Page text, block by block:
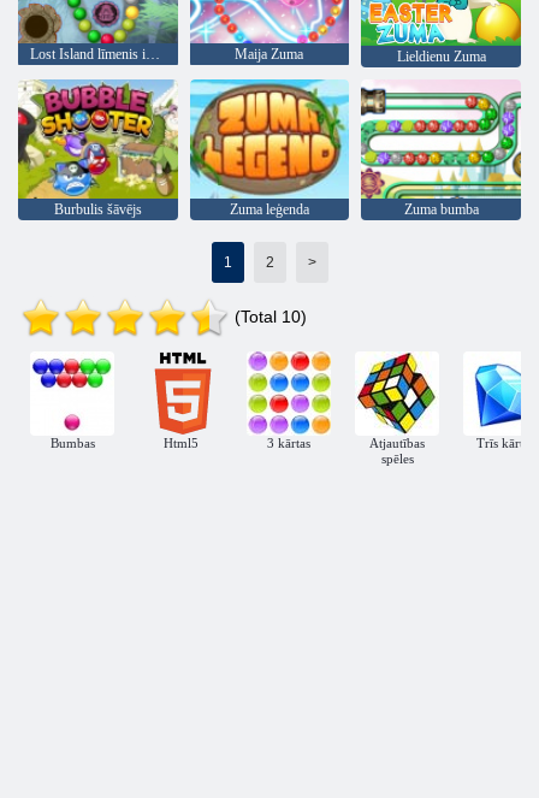
Lost Island līmenis iepakojumā Maija Zuma Lieldienu Zuma
Burbulis šāvējs Zuma leģenda Zuma bumba
1 2 >
(Total 10)
Bumbas Html5 3 kārtas
Atjautības
spēles
Trīs kārtas